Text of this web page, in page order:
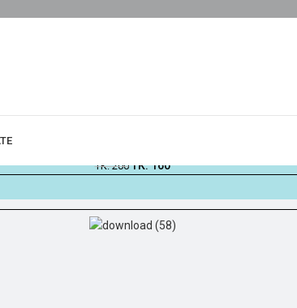
TK.200 TK.160